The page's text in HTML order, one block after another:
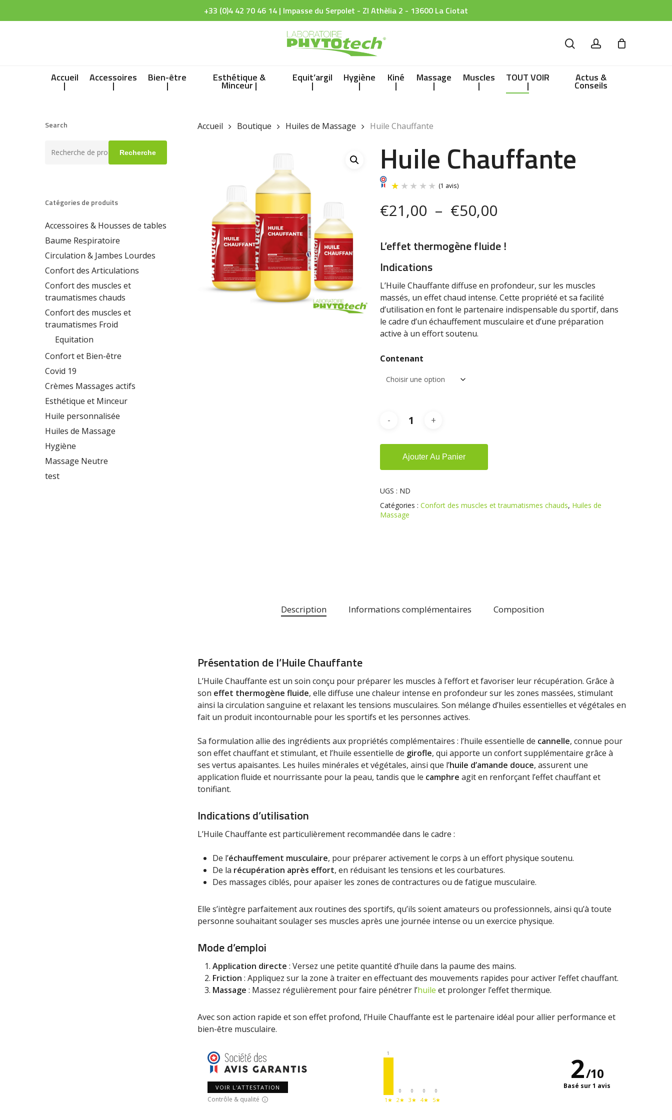
+33 (0)4 42 70 46 14 | Impasse du Serpolet - ZI Athèlia 2 - 13600 La Ciotat
Hit enter to search or ESC to close
Accueil
|
Accessoires
|
Bien-être
|
Esthétique &
Minceur |
Equit’argil
|
Hygiène
|
Kiné
|
Massage
|
Muscles
|
TOUT VOIR
|
Actus &
Conseils
Search
pour :
Recherche
Catégories de produits
Accessoires & Housses de tables
Baume Respiratoire
Circulation & Jambes Lourdes
Confort des Articulations
Confort des muscles et
traumatismes chauds
Confort des muscles et
traumatismes Froid
Equitation
Confort et Bien-être
Covid 19
Crèmes Massages actifs
Esthétique et Minceur
Huile personnalisée
Huiles de Massage
Hygiène
Massage Neutre
test
Accueil Boutique Huiles de Massage Huile Chauffante
Huile Chauffante
€21,00 – €50,00
prix :
€21,00
€50,00
L’effet thermogène fluide !
Indications
L’Huile Chauffante diffuse en profondeur, sur les muscles
massés, un effet chaud intense. Cette propriété et sa facilité
d’utilisation en font le partenaire indispensable du sportif, dans
le cadre d’un échauffement musculaire et d’une préparation
active à un effort soutenu.
Contenant
Ajouter Au Panier
UGS : ND
Catégories :Confort des muscles et traumatismes chauds, Huiles de
Massage
Description Informations complémentaires Composition
Présentation de l’Huile Chauffante
L’Huile Chauffante est un soin conçu pour préparer les muscles à l’effort et favoriser leur récupération. Grâce à
son effet thermogène fluide, elle diffuse une chaleur intense en profondeur sur les zones massées, stimulant
ainsi la circulation sanguine et relaxant les tensions musculaires. Son mélange d’huiles essentielles et végétales en
fait un produit incontournable pour les sportifs et les personnes actives.
Sa formulation allie des ingrédients aux propriétés complémentaires : l’huile essentielle de cannelle, connue pour
son effet chauffant et stimulant, et l’huile essentielle de girofle, qui apporte un confort supplémentaire grâce à
ses vertus apaisantes. Les huiles minérales et végétales, ainsi que l’huile d’amande douce, assurent une
application fluide et nourrissante pour la peau, tandis que le camphre agit en renforçant l’effet chauffant et
tonifiant.
Indications d’utilisation
L’Huile Chauffante est particulièrement recommandée dans le cadre :
De l’échauffement musculaire, pour préparer activement le corps à un effort physique soutenu.
De la récupération après effort, en réduisant les tensions et les courbatures.
Des massages ciblés, pour apaiser les zones de contractures ou de fatigue musculaire.
Elle s’intègre parfaitement aux routines des sportifs, qu’ils soient amateurs ou professionnels, ainsi qu’à toute
personne souhaitant soulager ses muscles après une journée intense ou un exercice physique.
Mode d’emploi
Application directe : Versez une petite quantité d’huile dans la paume des mains.
Friction : Appliquez sur la zone à traiter en effectuant des mouvements rapides pour activer l’effet chauffant.
Massage : Massez régulièrement pour faire pénétrer l’huile et prolonger l’effet thermique.
Avec son action rapide et son effet profond, l’Huile Chauffante est le partenaire idéal pour allier performance et
bien-être musculaire.
VOIR L'ATTESTATION
Contrôle & qualité
1
1★
0
2★
0
3★
0
4★
0
5★
2/10
Basé sur 1 avis